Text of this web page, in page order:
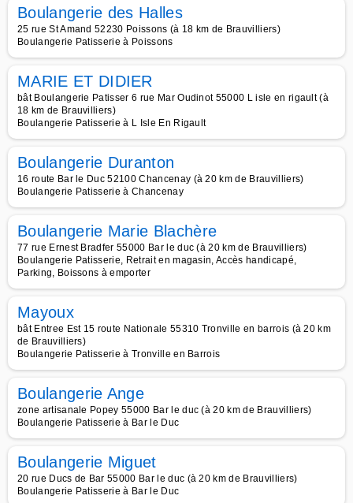
Boulangerie des Halles
25 rue St Amand 52230 Poissons (à 18 km de Brauvilliers)
Boulangerie Patisserie à Poissons
MARIE ET DIDIER
bât Boulangerie Patisser 6 rue Mar Oudinot 55000 L isle en rigault (à
18 km de Brauvilliers)
Boulangerie Patisserie à L Isle En Rigault
Boulangerie Duranton
16 route Bar le Duc 52100 Chancenay (à 20 km de Brauvilliers)
Boulangerie Patisserie à Chancenay
Boulangerie Marie Blachère
77 rue Ernest Bradfer 55000 Bar le duc (à 20 km de Brauvilliers)
Boulangerie Patisserie, Retrait en magasin, Accès handicapé,
Parking, Boissons à emporter
Mayoux
bât Entree Est 15 route Nationale 55310 Tronville en barrois (à 20 km
de Brauvilliers)
Boulangerie Patisserie à Tronville en Barrois
Boulangerie Ange
zone artisanale Popey 55000 Bar le duc (à 20 km de Brauvilliers)
Boulangerie Patisserie à Bar le Duc
Boulangerie Miguet
20 rue Ducs de Bar 55000 Bar le duc (à 20 km de Brauvilliers)
Boulangerie Patisserie à Bar le Duc